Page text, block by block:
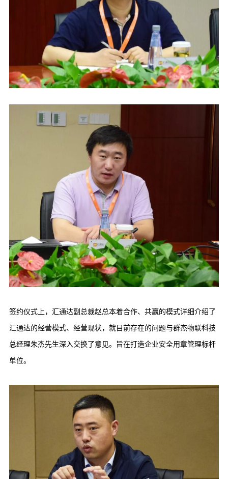
签约仪式上，汇通达副总裁赵总本着合作、共赢的模式详细介绍了
汇通达的经营模式、经营现状，就目前存在的问题与群杰物联科技
总经理朱杰先生深入交换了意见。旨在打造企业安全用章管理标杆
单位。